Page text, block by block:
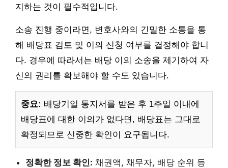
지하는 것이 필수적입니다.
소송 진행 중이라면, 변호사와의 긴밀한 소통을 통
해 배당표 검토 및 이의 신청 여부를 결정해야 합니
다. 경우에 따라서는 배당 이의 소송을 제기하여 자
신의 권리를 확보해야 할 수도 있습니다.
중요: 배당기일 통지서를 받은 후 1주일 이내에
배당표에 대한 이의가 없다면, 배당표는 그대로
확정되므로 신중한 확인이 요구됩니다.
정확한 정보 확인: 채권액, 채무자, 배당 순위 등